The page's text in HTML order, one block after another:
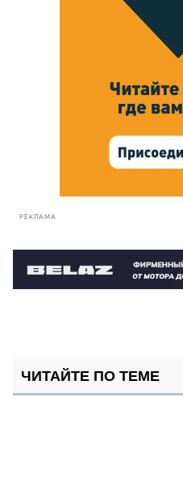
РЕКЛАМА
ЧИТАЙТЕ ПО ТЕМЕ